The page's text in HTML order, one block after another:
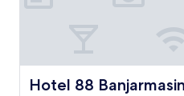
Hotel 88
Hotel 88 Banjarmasin by